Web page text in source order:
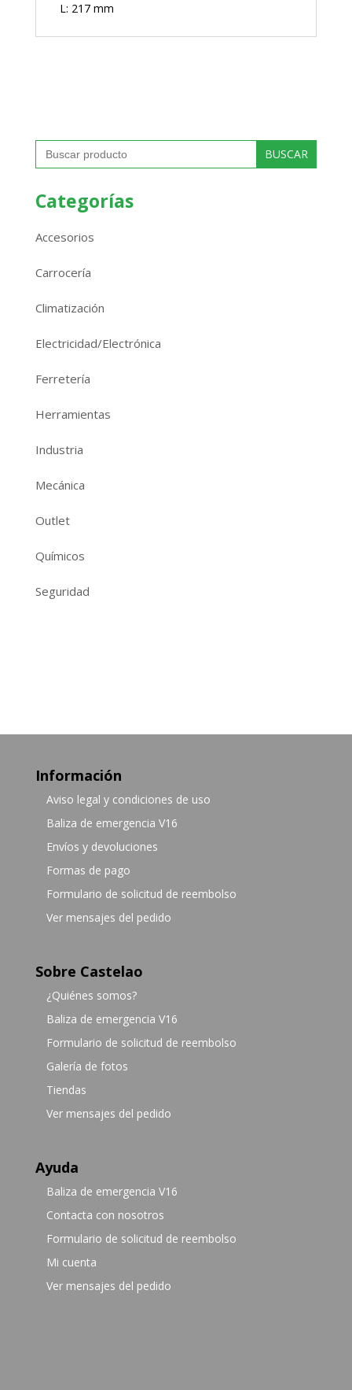
L: 217 mm
Buscar:
Categorías
Accesorios
Carrocería
Climatización
Electricidad/Electrónica
Ferretería
Herramientas
Industria
Mecánica
Outlet
Químicos
Seguridad
Información
Aviso legal y condiciones de uso
Baliza de emergencia V16
Envíos y devoluciones
Formas de pago
Formulario de solicitud de reembolso
Ver mensajes del pedido
Sobre Castelao
¿Quiénes somos?
Baliza de emergencia V16
Formulario de solicitud de reembolso
Galería de fotos
Tiendas
Ver mensajes del pedido
Ayuda
Baliza de emergencia V16
Contacta con nosotros
Formulario de solicitud de reembolso
Mi cuenta
Ver mensajes del pedido